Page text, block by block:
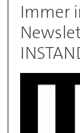
Immer